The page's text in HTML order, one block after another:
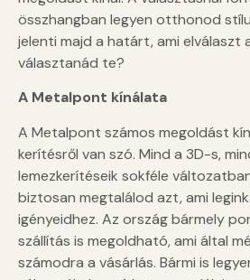
összhangban legyen otthonod
jelenti majd a határt, ami elválaszt
választanád te?
A Metalpont kínálata
A Metalpont számos megoldást
kerítésről van szó. Mind a 3D-s,
lemezkerítéseik sokféle
biztosan megtalálod azt, ami
igényeidhez. Az ország bármely
szállítás is megoldható, ami által
számodra a vásárlás. Bármi is